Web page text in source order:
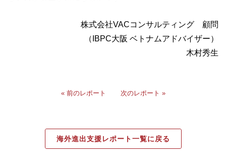
株式会社VACコンサルティング 顧問
（IBPC大阪 ベトナムアドバイザー）
木村秀生
« 前のレポート 次のレポート »
海外進出支援レポート一覧に戻る